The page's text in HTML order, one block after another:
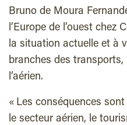
Bruno de Moura
l’Europe de l’ouest chez
la situation actuelle et à
branches des
l’aérien.
« Les conséquences
le secteur aérien, le